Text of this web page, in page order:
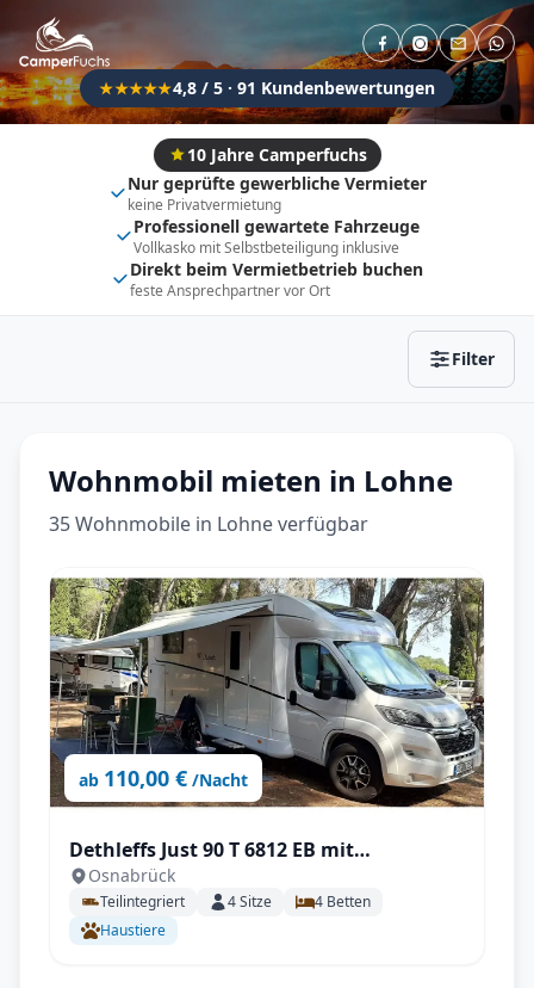
★★★★★4,8 / 5 · 91 Kundenbewertungen
10 Jahre Camperfuchs
Nur geprüfte gewerbliche Vermieter
keine Privatvermietung
Professionell gewartete Fahrzeuge
Vollkasko mit Selbstbeteiligung inklusive
Direkt beim Vermietbetrieb buchen
feste Ansprechpartner vor Ort
Filter
Flexibel (±3 Tage) Anhängerkupplung
Fahrzeugtyp
Vollintegriert Kastenwagen
Alkoven Teil-Integriert
Wohnwagen
Wohnmobil mieten in Lohne
35 Wohnmobile in Lohne verfügbar
ab 110,00 € /Nacht
Dethleffs Just 90 T 6812 EB mit
Klimaanlage
Osnabrück
Teilintegriert 4Sitze 4 Betten
Haustiere